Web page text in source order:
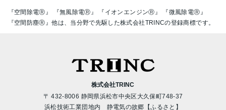
『空間除電Ⓡ』 『無風除電Ⓡ』 『イオンエンジンⓇ』 『微風除電Ⓡ』
『空間防塵Ⓡ』他は、当分野で先駆した株式会社TRINCの登録商標です。
株式会社TRINC
〒 432-8006 静岡県浜松市中央区大久保町748-37
浜松技術工業団地内 静電気の故郷【ふるさと】